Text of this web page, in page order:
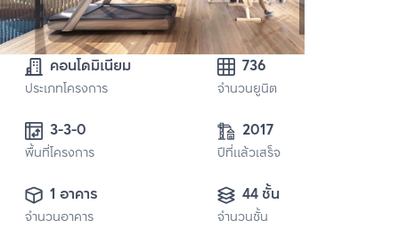
คอนโดมิเนียม
ประเภทโครงการ
736
จำนวนยูนิต
พื้นที่โครงการ
2017
ปีที่แล้วเสร็จ
1 อาคาร
จำนวนอาคาร
44 ชั้น
จำนวนชั้น